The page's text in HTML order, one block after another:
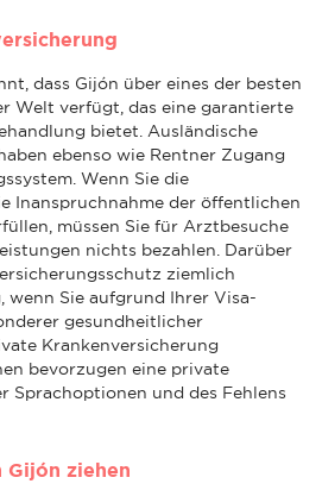
dass Gijón über eines der besten
Welt verfügt, das eine garantierte
bietet. Ausländische
ebenso wie Rentner Zugang
Wenn Sie die
Inanspruchnahme der öffentlichen
müssen Sie für Arztbesuche
nichts bezahlen. Darüber
ziemlich
wenn Sie aufgrund Ihrer Visa-
gesundheitlicher
Krankenversicherung
bevorzugen eine private
Sprachoptionen und des Fehlens
Gijón ziehen